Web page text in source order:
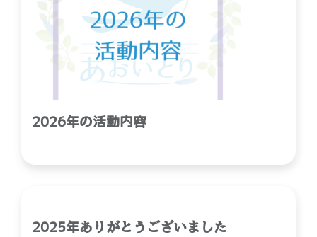
2026年の活動内容
2025年ありがとうございました